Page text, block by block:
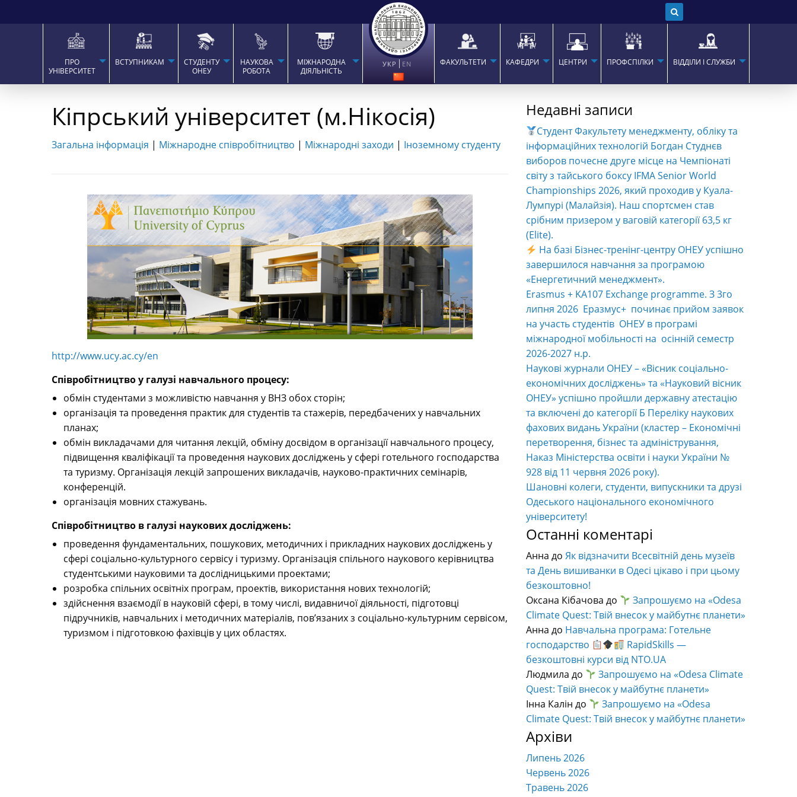
ПРО
УНІВЕРСИТЕТ
ВСТУПНИКАМ
СТУДЕНТУ
ОНЕУ
НАУКОВА
РОБОТА
МІЖНАРОДНА
ДІЯЛЬНІСТЬ
УКР EN ФАКУЛЬТЕТИ КАФЕДРИ ЦЕНТРИ ПРОФСПІЛКИ ВІДДІЛИ І СЛУЖБИ
Кіпрський університет (м.Нікосія)
Загальна інформація | Міжнародне співробітництво | Міжнародні заходи | Іноземному студенту
http://www.ucy.ac.cy/en
Співробітництво у галузі навчального процесу:
обмін студентами з можливістю навчання у ВНЗ обох сторін;
організація та проведення практик для студентів та стажерів, передбачених у навчальних
планах;
обмін викладачами для читання лекцій, обміну досвідом в організації навчального процесу,
підвищення кваліфікації та проведення наукових досліджень у сфері готельного господарства
та туризму. Організація лекцій запрошених викладачів, науково-практичних семінарів,
конференцій.
організація мовних стажувань.
Співробітництво в галузі наукових досліджень:
проведення фундаментальних, пошукових, методичних і прикладних наукових досліджень у
сфері соціально-культурного сервісу і туризму. Організація спільного наукового керівництва
студентськими науковими та дослідницькими проектами;
розробка спільних освітніх програм, проектів, використання нових технологій;
здійснення взаємодії в науковій сфері, в тому числі, видавничої діяльності, підготовці
підручників, навчальних і методичних матеріалів, пов’язаних з соціально-культурним сервісом,
туризмом і підготовкою фахівців у цих областях.
Недавні записи
Студент Факультету менеджменту, обліку та
інформаційних технологій Богдан Студнєв
виборов почесне друге місце на Чемпіонаті
світу з тайського боксу IFMA Senior World
Championships 2026, який проходив у Куала-
Лумпурі (Малайзія). Наш спортсмен став
срібним призером у ваговій категорії 63,5 кг
(Elite).
На базі Бізнес-тренінг-центру ОНЕУ успішно
завершилося навчання за програмою
«Енергетичний менеджмент».
Erasmus + KA107 Exchange programme. З 3го
липня 2026 Еразмус+ починає прийом заявок
на участь студентів ОНЕУ в програмі
міжнародної мобільності на осінній семестр
2026-2027 н.р.
Наукові журнали ОНЕУ – «Вісник соціально-
економічних досліджень» та «Науковий вісник
ОНЕУ» успішно пройшли державну атестацію
та включені до категорії Б Переліку наукових
фахових видань України (кластер – Економічні
перетворення, бізнес та адміністрування,
Наказ Міністерства освіти і науки України №
928 від 11 червня 2026 року).
Шановні колеги, студенти, випускники та друзі
Одеського національного економічного
університету!
Останні коментарі
Анна доЯк відзначити Всесвітній день музеїв
та День вишиванки в Одесі цікаво і при цьому
безкоштовно!
Оксана Кібачова до
Запрошуємо на «Odesa
Climate Quest: Твій внесок у майбутнє планети»
Анна до Навчальна програма: Готельне
господарство
RapidSkills —
безкоштовні курси від NTO.UA
Людмила до
Запрошуємо на «Odesa Climate
Quest: Твій внесок у майбутнє планети»
Інна Калін до
Запрошуємо на «Odesa
Climate Quest: Твій внесок у майбутнє планети»
Архіви
Липень 2026
Червень 2026
Травень 2026